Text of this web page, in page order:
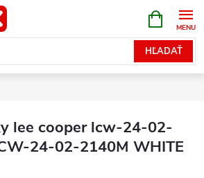
HĽADAŤ
KOŠÍK
lee cooper lcw-24-02-
24-02-2140M WHITE